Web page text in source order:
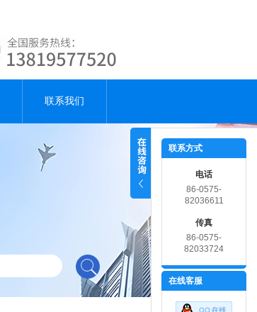
联系我们
联系方式
电话
86-0575-
82036611
传真
86-0575-
82033724
在线客服